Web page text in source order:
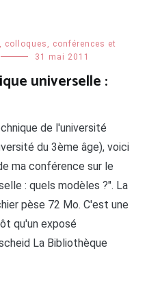
colloques, conférences et
31 mai 2011
universelle :
de l'université
du 3ème âge), voici
ma conférence sur le
: quels modèles ?". La
pèse 72 Mo. C'est une
qu'un exposé
La Bibliothèque